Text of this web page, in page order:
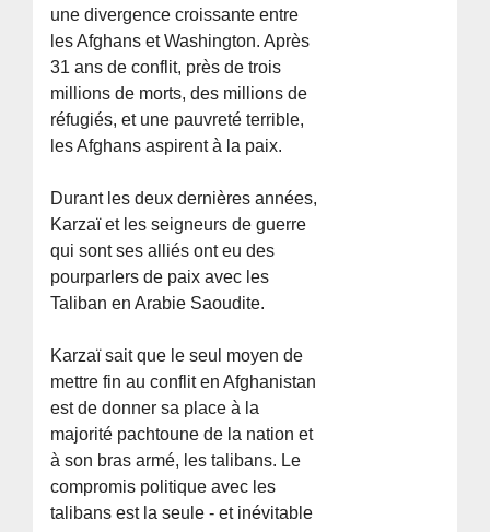
une divergence croissante entre
les Afghans et Washington. Après
31 ans de conflit, près de trois
millions de morts, des millions de
réfugiés, et une pauvreté terrible,
les Afghans aspirent à la paix.
Durant les deux dernières années,
Karzaï et les seigneurs de guerre
qui sont ses alliés ont eu des
pourparlers de paix avec les
Taliban en Arabie Saoudite.
Karzaï sait que le seul moyen de
mettre fin au conflit en Afghanistan
est de donner sa place à la
majorité pachtoune de la nation et
à son bras armé, les talibans. Le
compromis politique avec les
talibans est la seule - et inévitable